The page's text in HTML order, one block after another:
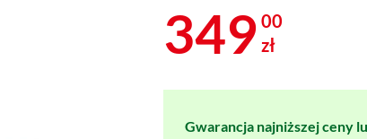
349 00
zł
Gwarancja najniższej ceny